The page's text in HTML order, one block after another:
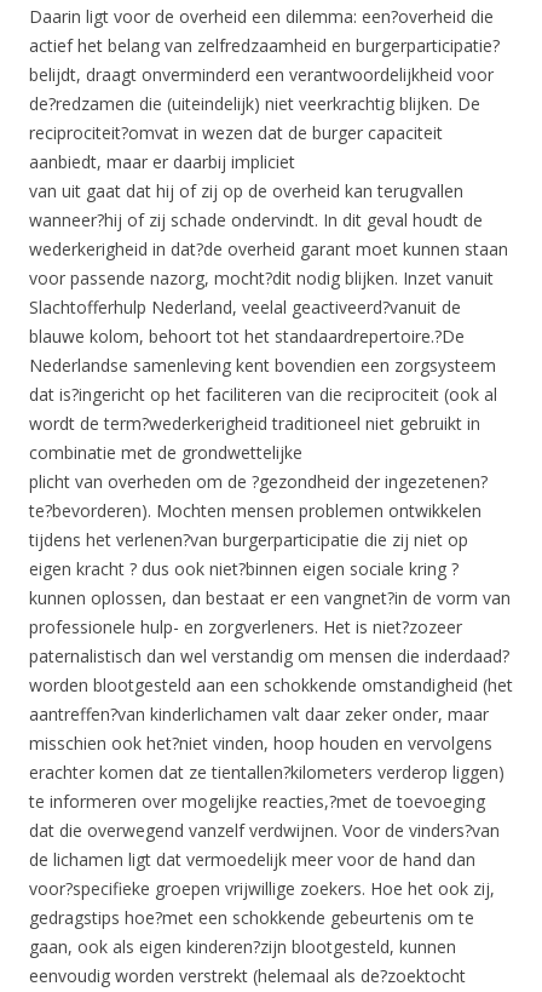
Daarin ligt voor de overheid een dilemma: een?overheid die
actief het belang van zelfredzaamheid en burgerparticipatie?
belijdt, draagt onverminderd een verantwoordelijkheid voor
de?redzamen die (uiteindelijk) niet veerkrachtig blijken. De
reciprociteit?omvat in wezen dat de burger capaciteit
aanbiedt, maar er daarbij impliciet
van uit gaat dat hij of zij op de overheid kan terugvallen
wanneer?hij of zij schade ondervindt. In dit geval houdt de
wederkerigheid in dat?de overheid garant moet kunnen staan
voor passende nazorg, mocht?dit nodig blijken. Inzet vanuit
Slachtofferhulp Nederland, veelal geactiveerd?vanuit de
blauwe kolom, behoort tot het standaardrepertoire.?De
Nederlandse samenleving kent bovendien een zorgsysteem
dat is?ingericht op het faciliteren van die reciprociteit (ook al
wordt de term?wederkerigheid traditioneel niet gebruikt in
combinatie met de grondwettelijke
plicht van overheden om de ?gezondheid der ingezetenen?
te?bevorderen). Mochten mensen problemen ontwikkelen
tijdens het verlenen?van burgerparticipatie die zij niet op
eigen kracht ? dus ook niet?binnen eigen sociale kring ?
kunnen oplossen, dan bestaat er een vangnet?in de vorm van
professionele hulp- en zorgverleners. Het is niet?zozeer
paternalistisch dan wel verstandig om mensen die inderdaad?
worden blootgesteld aan een schokkende omstandigheid (het
aantreffen?van kinderlichamen valt daar zeker onder, maar
misschien ook het?niet vinden, hoop houden en vervolgens
erachter komen dat ze tientallen?kilometers verderop liggen)
te informeren over mogelijke reacties,?met de toevoeging
dat die overwegend vanzelf verdwijnen. Voor de vinders?van
de lichamen ligt dat vermoedelijk meer voor de hand dan
voor?specifieke groepen vrijwillige zoekers. Hoe het ook zij,
gedragstips hoe?met een schokkende gebeurtenis om te
gaan, ook als eigen kinderen?zijn blootgesteld, kunnen
eenvoudig worden verstrekt (helemaal als de?zoektocht